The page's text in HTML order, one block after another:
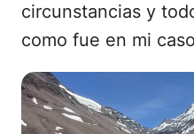
circunstancias y
como fue en mi